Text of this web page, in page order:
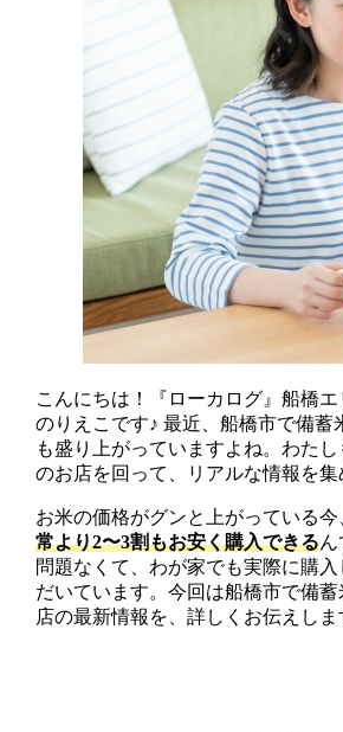
こんにちは！『ローカログ』船橋
のりえこです♪ 最近、船橋市で備蓄
も盛り上がっていますよね。わた
のお店を回って、リアルな情報を集
お米の価格がグンと上がっている今
常より2〜3割もお安く購入できる
問題なくて、わが家でも実際に購
だいています。今回は船橋市で備
店の最新情報を、詳しくお伝えしま